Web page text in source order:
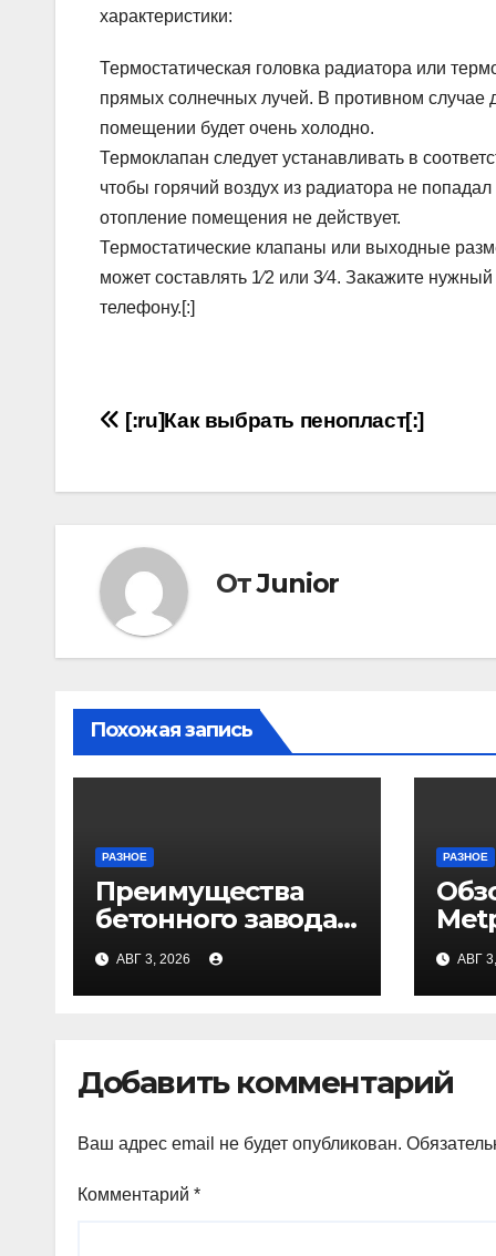
характеристики:
Термостатическая головка радиатора или
прямых солнечных лучей. В противном случае
помещении будет очень холодно.
Термоклапан следует устанавливать в
чтобы горячий воздух из радиатора не
отопление помещения не действует.
Термостатические клапаны или выходные
может составлять 1⁄2 или 3⁄4. Закажите
телефону.[:]
Навигация
[:ru]Как выбрать пенопласт[:]
ОтJunior
Похожая запись
РАЗНОЕ
Преимущества
бетонного завода
ПКФ «Тибет» в
Волгограде и
Волжском
АВГ 3, 2026
РАЗНОЕ
АВГ
Добавить комментарий
Ваш адрес email не будет опубликован.
Комментарий *